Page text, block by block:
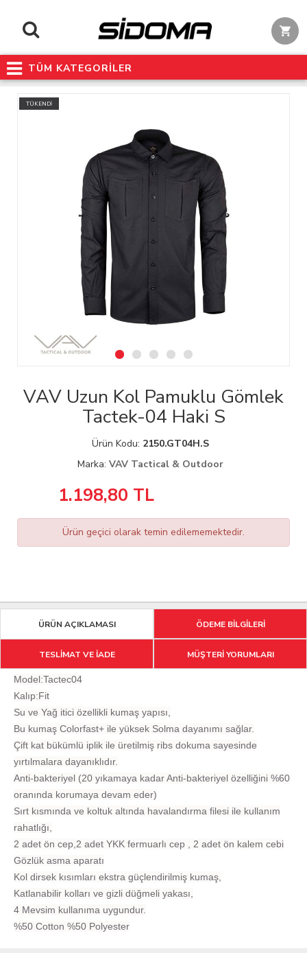
TÜM KATEGORİLER
TÜKENDİ
VAV Uzun Kol Pamuklu Gömlek
Tactek-04 Haki S
Ürün Kodu: 2150.GT04H.S
Marka: VAV Tactical & Outdoor
1.198,80 TL
Ürün geçici olarak temin edilememektedir.
ÜRÜN AÇIKLAMASI ÖDEME BİLGİLERİ
TESLİMAT VE İADE MÜŞTERİ YORUMLARI
Model:Tactec04
Kalıp:Fit
Su ve Yağ itici özellikli kumaş yapısı,
Bu kumaş Colorfast+ ile yüksek Solma dayanımı sağlar.
Çift kat bükümlü iplik ile üretilmiş ribs dokuma sayesinde
yırtılmalara dayanıklıdır.
Anti-bakteriyel (20 yıkamaya kadar Anti-bakteriyel özelliğini %60
oranında korumaya devam eder)
Sırt kısmında ve koltuk altında havalandırma filesi ile kullanım
rahatlığı,
2 adet ön cep,2 adet YKK fermuarlı cep , 2 adet ön kalem cebi
Gözlük asma aparatı
Kol dirsek kısımları ekstra güçlendirilmiş kumaş,
Katlanabilir kolları ve gizli düğmeli yakası,
4 Mevsim kullanıma uygundur.
%50 Cotton %50 Polyester